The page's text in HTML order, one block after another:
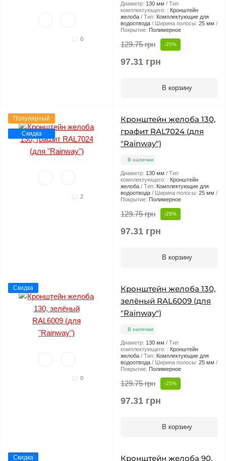
0
Диаметр: 130 мм
Тип
комплектующего: : Кронштейн
желоба
Тип: Комплектующие для
водоотвода
Ширина полосы: 25 мм
Покрытие: Полимерное
129.75 грн -25%
97.31 грн
В корзину
Популярный
Скидка
2
Кронштейн желоба 130,
графит RAL7024 (для
"Rainway")
В наличии
Диаметр: 130 мм
Тип
комплектующего: : Кронштейн
желоба
Тип: Комплектующие для
водоотвода
Ширина полосы: 25 мм
Покрытие: Полимерное
129.75 грн -25%
97.31 грн
В корзину
Скидка
0
Кронштейн желоба 130,
зелёный RAL6009 (для
"Rainway")
В наличии
Диаметр: 130 мм
Тип
комплектующего: : Кронштейн
желоба
Тип: Комплектующие для
водоотвода
Ширина полосы: 25 мм
Покрытие: Полимерное
129.75 грн -25%
97.31 грн
В корзину
Скидка Кронштейн желоба 90,